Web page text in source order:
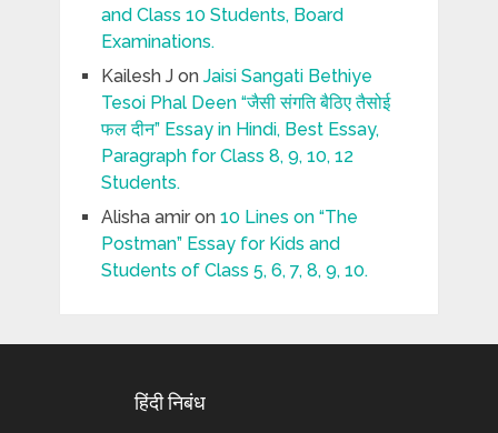
and Class 10 Students, Board
Examinations.
Kailesh Jon Jaisi Sangati Bethiye
Tesoi Phal Deen “जैसी संगति बैठिए तैसोई
फल दीन” Essay in Hindi, Best Essay,
Paragraph for Class 8, 9, 10, 12
Students.
Alisha amiron 10 Lines on “The
Postman” Essay for Kids and
Students of Class 5, 6, 7, 8, 9, 10.
हिंदी निबंध